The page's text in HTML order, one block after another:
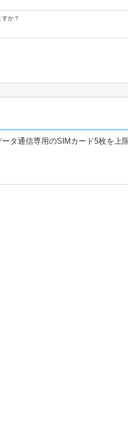
か？
タ通信専用のSIMカード5枚を上